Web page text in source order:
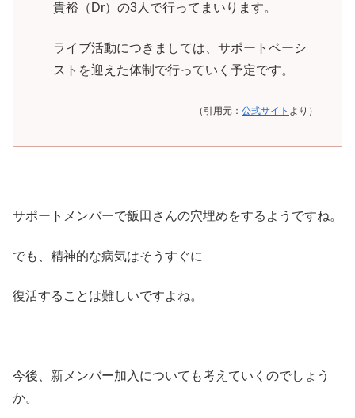
貴裕（Dr）の3人で行ってまいります。
ライブ活動につきましては、サポートベーシ
ストを迎えた体制で行っていく予定です。
（引用元： 公式サイト より）
サポートメンバーで飯田さんの穴埋めをするようですね。
でも、精神的な病気はそうすぐに
復活することは難しいですよね。
今後、新メンバー加入についても考えていくのでしょう
か。